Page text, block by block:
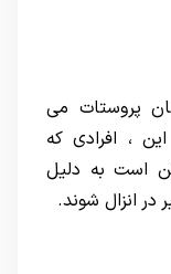
پروستات می
این ، افرادی که
است به دلیل
انزال شوند.